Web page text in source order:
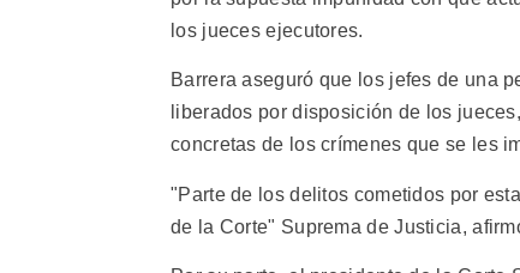
los jueces ejecutores.
Barrera aseguró que los jefes de una
liberados por disposición de los
concretas de los crímenes que se les
"Parte de los delitos cometidos por
de la Corte" Suprema de Justicia,